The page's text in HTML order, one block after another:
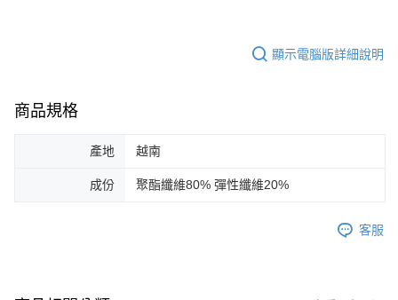
顯示電腦版詳細說明
商品規格
產地 越南
成份 聚酯纖維80% 彈性纖維20%
客服